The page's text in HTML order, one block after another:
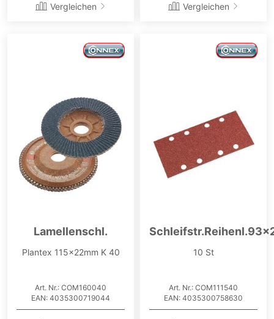
Vergleichen Vergleichen
Lamellenschl.
Plantex 115x22mm K 40
Art. Nr.: COM160040
EAN: 4035300719044
10 St
Art. Nr.: COM111540
EAN: 4035300758630